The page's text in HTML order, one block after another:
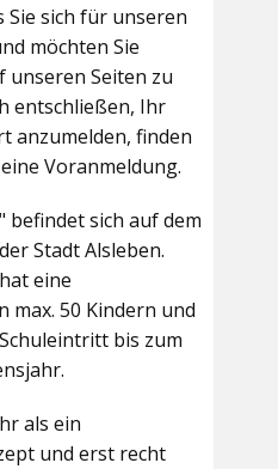
Sie sich für unseren
möchten Sie
unseren Seiten zu
entschließen, Ihr
anzumelden, finden
Voranmeldung.
befindet sich auf dem
Stadt Alsleben.
eine
max. 50 Kindern und
bis zum
als ein
und erst recht